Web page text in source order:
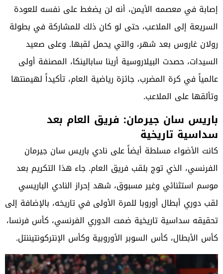
إصابة في معصمه الأيمن، أنه لن يضغط على نفسه للعودة
السريعة إلى الملاعب، حتى لو كان ذلك للمشاركة في بطولة
رولان غاروس بعد شهر، والتي يحمل لقبها. وعلى صعيد
السيدات، حصدت البيلاروسية أرينا سابالينكا، المصنفة أولى
عالمياً في كرة المضرب، جائزة رياضية العام، تأكيداً لهيمنتها
وتألقها على الملاعب.
باريس سان جيرمان: فريق العام بعد
سداسية تاريخية
كانت الأضواء مسلطة أيضاً على نادي باريس سان جيرمان
الفرنسي، الذي توج بلقب فريق العام. جاء هذا التكريم بعد
موسم استثنائي وغير مسبوق، شهد إحراز النادي الباريسي
لقب دوري أبطال أوروبا للمرة الأولى في تاريخه، بالإضافة إلى
تحقيقه سداسية تاريخية ضمت الدوري الفرنسي، كأس فرنسا،
كأس الأبطال، كأس السوبر الأوروبية وكأس الإنتركونتيننتل.